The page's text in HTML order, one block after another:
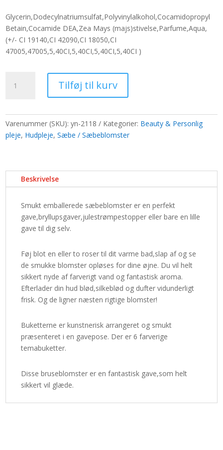
pris
var:
551,20 kr..
pris
er:
424,00 kr..
Glycerin,Dodecylnatriumsulfat,Polyvinylalkohol,Cocamidopropyl
Betain,Cocamide DEA,Zea Mays (majs)stivelse,Parfume,Aqua,
(+/- CI 19140,CI 42090,CI 18050,CI
47005,47005,5,40CI,5,40CI,5,40CI,5,40CI )
-
stor
Tilføj til kurv
Varenummer (SKU):yn-2118 Kategorier: Beauty & Personlig
pleje, Hudpleje,Sæbe / Sæbeblomster
Beskrivelse
Smukt emballerede sæbeblomster er en perfekt
gave,bryllupsgaver,julestrømpestopper eller bare en lille
gave til dig selv.
Føj blot en eller to roser til dit varme bad,slap af og se
de smukke blomster opløses for dine øjne. Du vil helt
sikkert nyde af farverigt vand og fantastisk aroma.
Efterlader din hud blød,silkeblød og dufter vidunderligt
frisk. Og de ligner næsten rigtige blomster!
Buketterne er kunstnerisk arrangeret og smukt
præsenteret i en gavepose. Der er 6 farverige
temabuketter.
Disse bruseblomster er en fantastisk gave,som helt
sikkert vil glæde.